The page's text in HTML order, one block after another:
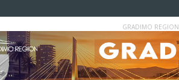
GRADIMO REGION